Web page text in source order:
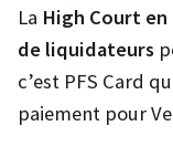
La High Court
de liquidateurs
c’est PFS Card
paiement pour